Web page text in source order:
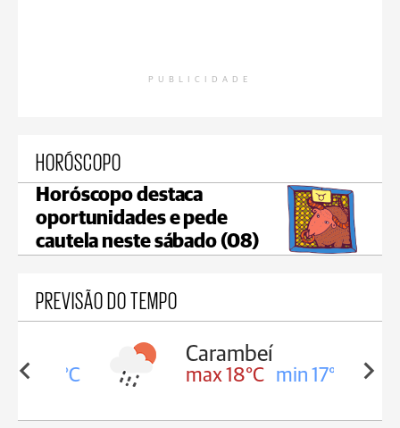
PUBLICIDADE
HORÓSCOPO
Horóscopo destaca
oportunidades e pede
cautela neste sábado (08)
PREVISÃO DO TEMPO
18°C
Carambeí
max 18°C min 17°C